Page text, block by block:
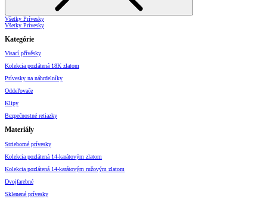
Všetky Prívesky
Všetky Prívesky
Kategórie
Visací přívěsky
Kolekcia pozlátená 18K zlatom
Prívesky na náhrdelníky
Oddeľovače
Klipy
Bezpečnostné retiazky
Materiály
Strieborné prívesky
Kolekcia pozlátená 14-karátovým zlatom
Kolekcia pozlátená 14-karátovým ružovým zlatom
Dvojfarebné
Sklenené prívesky